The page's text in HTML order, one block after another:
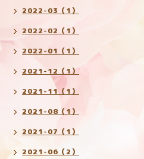
2022-03（1）
2022-02（1）
2022-01（1）
2021-12（1）
2021-11（1）
2021-08（1）
2021-07（1）
2021-06（2）